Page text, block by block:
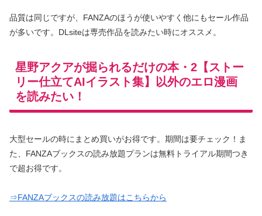
品質は同じですが、FANZAのほうが使いやすく他にもセール作品
が多いです。DLsiteは専売作品を読みたい時にオススメ。
星野アクアが掘られるだけの本・2【ストー
リー仕立てAIイラスト集】以外のエロ漫画
を読みたい！
大型セールの時にまとめ買いがお得です。期間は要チェック！ま
た、FANZAブックスの読み放題プランは無料トライアル期間つき
で超お得です。
⇒FANZAブックスの読み放題はこちらから